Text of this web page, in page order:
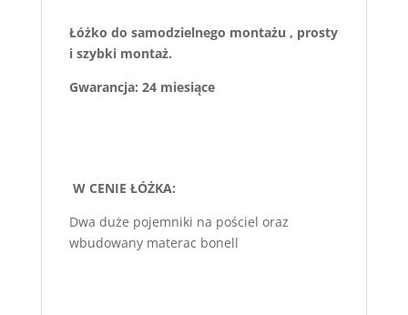
Łóżko do samodzielnego montażu , prosty
i szybki montaż.
Gwarancja: 24 miesiące
W CENIE ŁÓŻKA:
Dwa duże pojemniki na pościel oraz
wbudowany materac bonell